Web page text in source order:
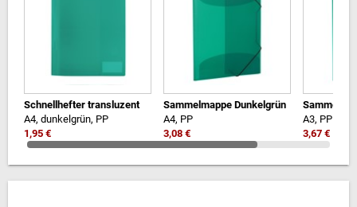
Schnellhefter transluzent
A4, dunkelgrün, PP
1,95 €
Sammelmappe Dunkelgrün
A4, PP
3,08 €
A3, PP
3,67 €